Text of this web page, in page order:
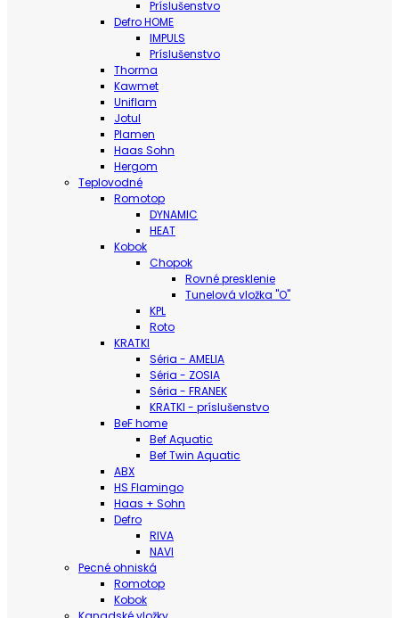
Príslušenstvo
Defro HOME
IMPULS
Príslušenstvo
Thorma
Kawmet
Uniflam
Jotul
Plamen
Haas Sohn
Hergom
Teplovodné
Romotop
DYNAMIC
HEAT
Kobok
Chopok
Rovné presklenie
Tunelová vložka "O"
KPL
Roto
KRATKI
Séria - AMELIA
Séria - ZOSIA
Séria - FRANEK
KRATKI - príslušenstvo
BeF home
Bef Aquatic
Bef Twin Aquatic
ABX
HS Flamingo
Haas + Sohn
Defro
RIVA
NAVI
Pecné ohniská
Romotop
Kobok